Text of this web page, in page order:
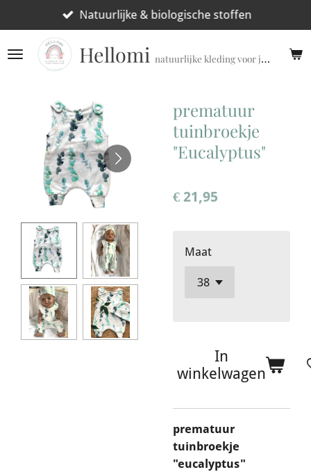
direct
naar
Hellomi natuurlijke kleding voor jouw prematuur!
Natuurlijke & biologische stoffen
prematuur
tuinbroekje
"Eucalyptus"
€ 21,95
Maat
In
winkelwagen
prematuur
tuinbroekje
"eucalyptus"